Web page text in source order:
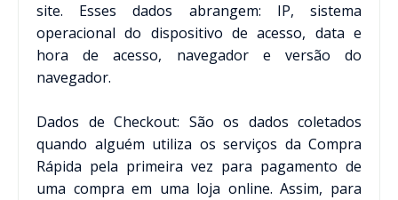
site. Esses dados abrangem: IP, sistema
operacional do dispositivo de acesso, data e
hora de acesso, navegador e versão do
navegador.
Dados de Checkout: São os dados coletados
quando alguém utiliza os serviços da Compra
Rápida pela primeira vez para pagamento de
uma compra em uma loja online. Assim, para